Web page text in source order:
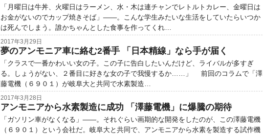
「月曜日は牛丼、火曜日はラーメン、水・木は連チャンでレトルトカレー、金曜日は
お金がないのでカップ焼きそば」――。こんな学生みたいな生活をしていたらいつか
は死んでしまう。誰かちゃんとした食事を作ってくれ…
2017年3月29日
夢のアンモニア車に絡む2番手 「日本精線」なら手が届く
「クラスで一番かわいい女の子。この子に告白したいんだけど、ライバルが多すぎ
る。しょうがない、２番目に好きな女の子で我慢するか……」 前回のコラムで「澤
藤電機（６９０１）が岐阜大と共同で水素製造…
2017年3月28日
アンモニアから水素製造に成功 「澤藤電機」に爆騰の期待
「ガソリン車がなくなる」――。それぐらい画期的な開発をしたのが、この澤藤電機
（６９０１）という会社だ。岐阜大と共同で、アンモニアから水素を製造する試作機